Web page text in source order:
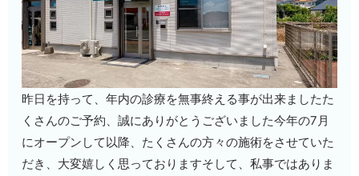
昨日を持って、年内の診療を無事終える事が出来ましたた
くさんのご予約、誠にありがとうございました今年の7月
にオープンして以降、たくさんの方々の施術をさせていた
だき、大変嬉しく思っております️そして、私事ではありま